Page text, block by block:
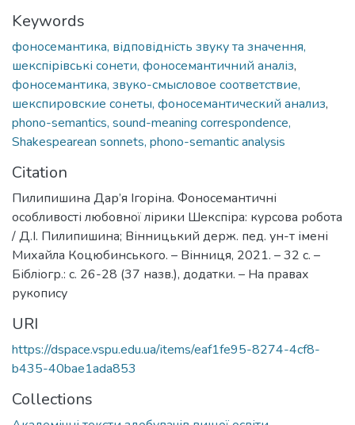
Keywords
фоносемантика, відповідність звуку та значення,
шекспірівські сонети, фоносемантичний аналіз,
фоносемантика, звуко-смысловое соответствие,
шекспировские сонеты, фоносемантический анализ,
phono-semantics, sound-meaning correspondence,
Shakespearean sonnets, phono-semantic analysis
Citation
Пилипишина Дар’я Ігоріна. Фоносемантичні
особливості любовної лірики Шекспіра: курсова робота
/ Д.І. Пилипишина; Вінницький держ. пед. ун-т імені
Михайла Коцюбинського. – Вінниця, 2021. – 32 с. –
Бібліогр.: с. 26-28 (37 назв.), додатки. – На правах
рукопису
URI
https://dspace.vspu.edu.ua/items/eaf1fe95-8274-4cf8-
b435-40bae1ada853
Collections